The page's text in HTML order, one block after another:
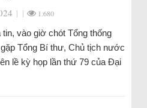
| | 1.680
vào giờ chót Tổng thống
Tổng Bí thư, Chủ tịch nước
lề kỳ họp lần thứ 79 của Đại